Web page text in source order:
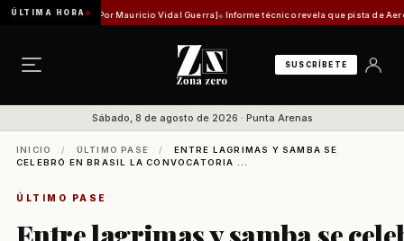
ÚLTIMA HORA
histórica [Por Mauricio Vidal Guerra] Informe técnico revela que pista de
SUSCRÍBETE
Sábado, 8 de agosto de 2026 · Punta Arenas
INICIO / ÚLTIMO PASE /
ENTRE LAGRIMAS Y SAMBA SE
CELEBRÓ EN BRASIL LA CONVOCATORIA ...
ÚLTIMO PASE